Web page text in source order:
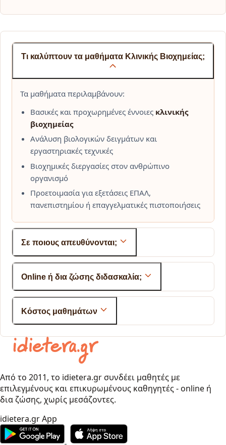
Τι καλύπτουν τα μαθήματα Κλινικής Βιοχημείας;
Τα μαθήματα περιλαμβάνουν:
Βασικές και προχωρημένες έννοιες κλινικής
βιοχημείας
Ανάλυση βιολογικών δειγμάτων και
εργαστηριακές τεχνικές
Βιοχημικές διεργασίες στον ανθρώπινο
οργανισμό
Προετοιμασία για εξετάσεις ΕΠΑΛ,
πανεπιστημίου ή επαγγελματικές πιστοποιήσεις
Σε ποιους απευθύνονται;
Online ή δια ζώσης διδασκαλία;
Κόστος μαθημάτων
Από το 2011, το idietera.gr συνδέει μαθητές με
επιλεγμένους και επικυρωμένους καθηγητές - online ή
δια ζώσης, χωρίς μεσάζοντες.
idietera.gr App